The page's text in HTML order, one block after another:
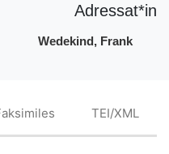
Adressat*in
Wedekind, Frank
TEI/XML